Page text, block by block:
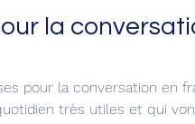
la
pour la conversation en
très utiles et qui